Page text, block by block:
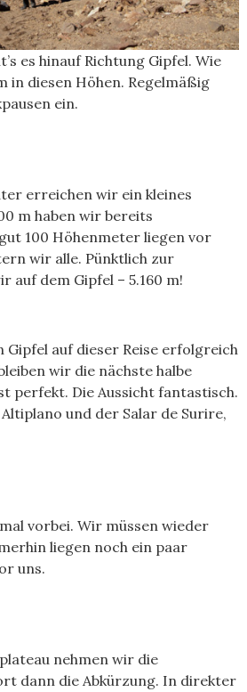
es hinauf Richtung Gipfel. Wie
in diesen Höhen. Regelmäßig
ein.
erreichen wir ein kleines
m haben wir bereits
100 Höhenmeter liegen vor
wir alle. Pünktlich zur
auf dem Gipfel – 5.160 m!
Gipfel auf dieser Reise erfolgreich
wir die nächste halbe
perfekt. Die Aussicht fantastisch.
und der Salar de Surire,
vorbei. Wir müssen wieder
liegen noch ein paar
uns.
nehmen wir die
dann die Abkürzung. In direkter